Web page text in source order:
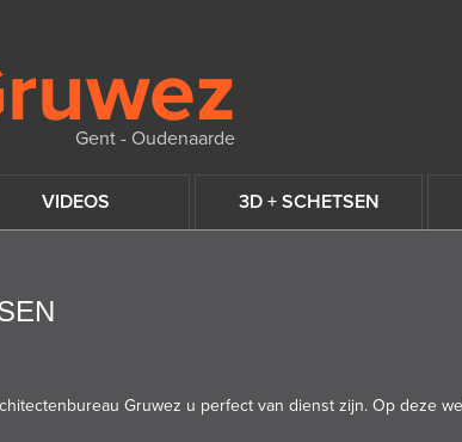
Gent - Oudenaarde
VIDEOS 3D + SCHETSEN
Gruwez u perfect van dienst zijn. Op deze